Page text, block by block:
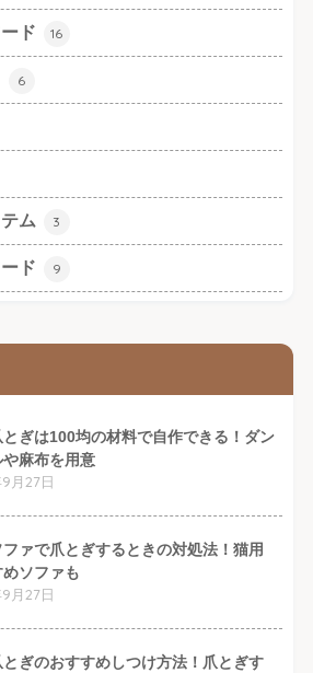
ド 16
6
ム 3
ド 9
ぎは100均の材料で自作できる！ダン
麻布を用意
月27日
ァで爪とぎするときの対処法！猫用
めソファも
月27日
ぎのおすすめしつけ方法！爪とぎす